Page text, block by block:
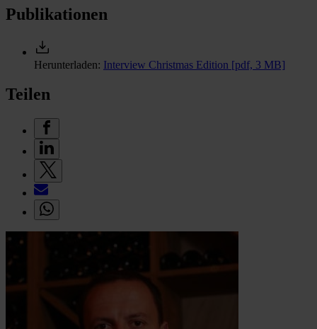
Publikationen
Herunterladen: Interview Christmas Edition [pdf, 3 MB]
Teilen